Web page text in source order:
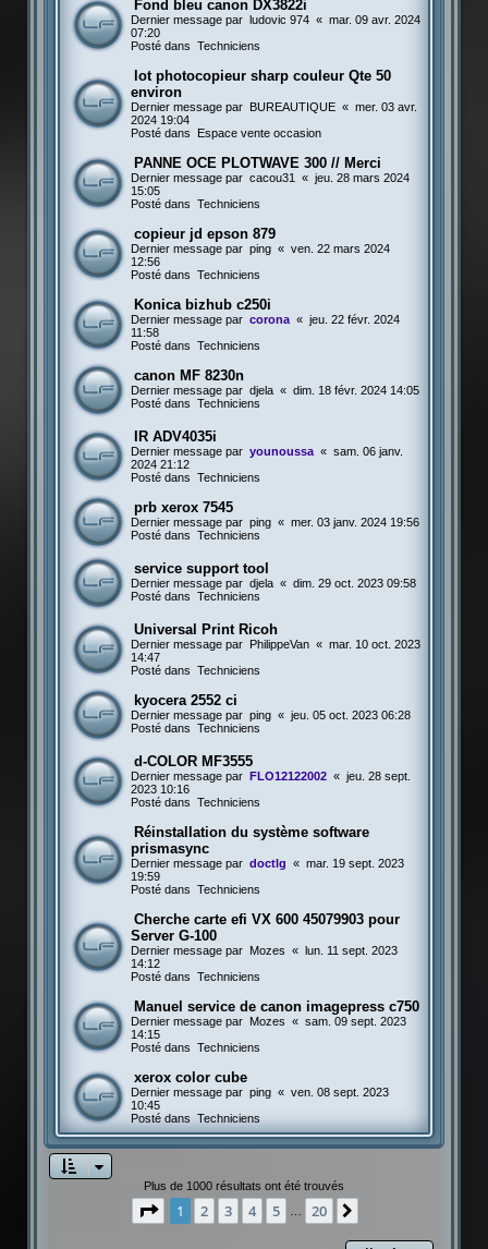
Fond bleu canon DX3822i
Dernier message par ludovic 974 « mar. 09 avr. 2024
07:20
Posté dans Techniciens
lot photocopieur sharp couleur Qte 50
environ
Dernier message par BUREAUTIQUE « mer. 03 avr.
2024 19:04
Posté dans
Espace vente occasion
PANNE OCE PLOTWAVE 300 // Merci
Dernier message par cacou31 « jeu. 28 mars 2024
15:05
Posté dans Techniciens
copieur jd epson 879
Dernier message par ping « ven. 22 mars 2024
12:56
Posté dans Techniciens
Konica bizhub c250i
Dernier message par corona « jeu. 22 févr. 2024
11:58
Posté dans Techniciens
canon MF 8230n
Dernier message par djela « dim. 18 févr. 2024 14:05
Posté dans Techniciens
IR ADV4035i
Dernier message par younoussa « sam. 06 janv.
2024 21:12
Posté dans Techniciens
prb xerox 7545
Dernier message par ping « mer. 03 janv. 2024 19:56
Posté dans Techniciens
service support tool
Dernier message par djela « dim. 29 oct. 2023 09:58
Posté dans Techniciens
Universal Print Ricoh
Dernier message par PhilippeVan « mar. 10 oct. 2023
14:47
Posté dans Techniciens
kyocera 2552 ci
Dernier message par ping « jeu. 05 oct. 2023 06:28
Posté dans Techniciens
d-COLOR MF3555
Dernier message par FLO12122002 « jeu. 28 sept.
2023 10:16
Posté dans Techniciens
Réinstallation du système software
prismasync
Dernier message par doctlg « mar. 19 sept. 2023
19:59
Posté dans Techniciens
Cherche carte efi VX 600 45079903 pour
Server G-100
Dernier message par Mozes « lun. 11 sept. 2023
14:12
Posté dans Techniciens
Manuel service de canon imagepress c750
Dernier message par Mozes « sam. 09 sept. 2023
14:15
Posté dans Techniciens
xerox color cube
Dernier message par ping « ven. 08 sept. 2023
10:45
Posté dans Techniciens
Plus de 1000 résultats ont été trouvés
Page 1sur20
1 2 3 4 5 20